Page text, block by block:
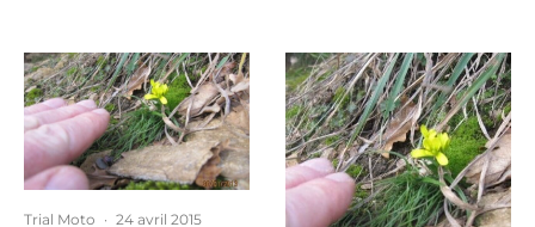
Trial Moto · 24 avril 2015